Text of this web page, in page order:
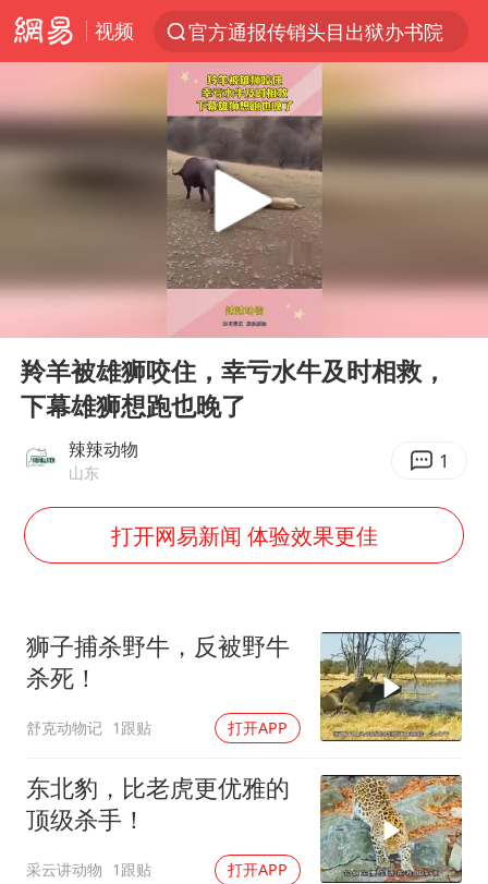
视频
官方通报传销头目出狱办书院
服务提质，内需扩容有保障
普京宣布多项人事调整
美股收盘：道指再创历史新高
22岁女生南太行山失联已十天
人贩子“梅姨”真名谢家梅
宝妈回应打疫苗护士被指不专业
强台风白海豚逐渐向我国靠近
被一条街帮助的“煎饼叔叔”去世
蜜雪冰城员工抽烟收银 门店现已停业
湖北公开征集涉黑涉恶线索
男子出狱前8天被改判死缓
四预警齐发！双台风影响多个海域
13岁少年白天写作业晚上夜市炒粉
坚持党全面领导和党中央集中统一领导
Play
羚羊被雄狮咬住，幸亏水牛及时相救，
下幕雄狮想跑也晚了
辣辣动物
山东 1
打开网易新闻 体验效果更佳
狮子捕杀野牛，反被野牛
杀死！
舒克动物记 1跟贴 打开APP
东北豹，比老虎更优雅的
顶级杀手！
采云讲动物 1跟贴 打开APP